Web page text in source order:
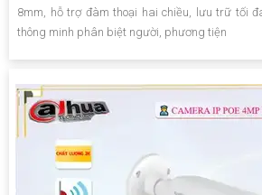
8mm, hỗ trợ đàm thoại hai chiều, lưu trữ tối
thông minh phân biệt người, phương tiện